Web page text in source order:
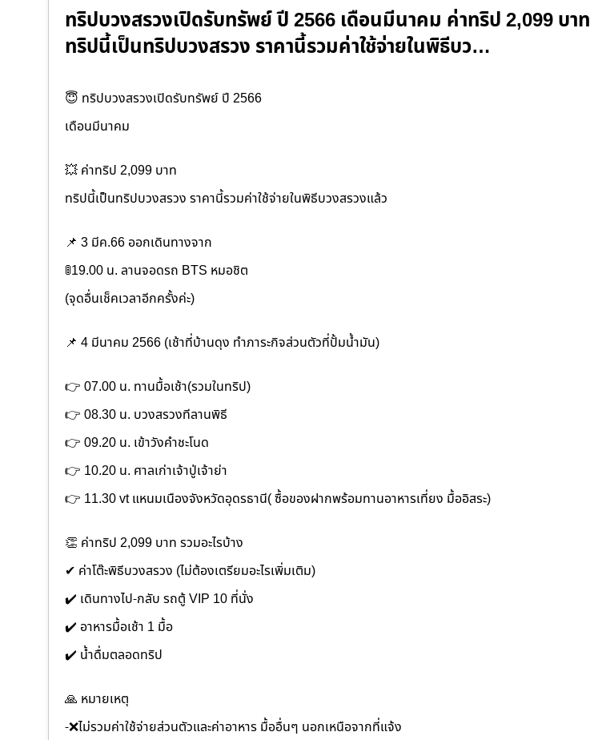
ทริปบวงสรวงเปิดรับทรัพย์ ปี 2566 เดือนมีนาคม ค่าทริป 2,099 บาท
ทริปนี้เป็นทริปบวงสรวง ราคานี้รวมค่าใช้จ่ายในพิธีบว…
😇 ทริปบวงสรวงเปิดรับทรัพย์ ปี 2566
เดือนมีนาคม
💥 ค่าทริป 2,099 บาท
ทริปนี้เป็นทริปบวงสรวง ราคานี้รวมค่าใช้จ่ายในพิธีบวงสรวงแล้ว
📌 3 มีค.66 ออกเดินทางจาก
🚦19.00 น. ลานจอดรถ BTS หมอชิต
(จุดอื่นเช็คเวลาอีกครั้งค่ะ)
📌 4 มีนาคม 2566 (เช้าที่บ้านดุง ทำภาระกิจส่วนตัวที่ปั้มน้ำมัน)
👉 07.00 น. ทานมื้อเช้า(รวมในทริป)
👉 08.30 น. บวงสรวงทีลานพิธี
👉 09.20 น. เข้าวังคำชะโนด
👉 10.20 น. ศาลเก่าเจ้าปู่เจ้าย่า
👉 11.30 vt แหนมเนืองจังหวัดอุดรธานี( ซื้อของฝากพร้อมทานอาหารเที่ยง มื้ออิสระ)
👏 ค่าทริป 2,099 บาท รวมอะไรบ้าง
✔ ค่าโต๊ะพิธีบวงสรวง (ไม่ต้องเตรียมอะไรเพิ่มเติม)
✔️ เดินทางไป-กลับ รถตู้ VIP 10 ที่นั่ง
✔️ อาหารมื้อเช้า 1 มื้อ
✔️ น้ำดื่มตลอดทริป
🙏 หมายเหตุ
-❌ไม่รวมค่าใช้จ่ายส่วนตัวและค่าอาหาร มื้ออื่นๆ นอกเหนือจากที่แจ้ง